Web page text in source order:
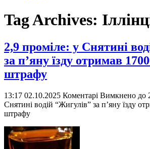
Tag Archives:
2,9 проміле: у Снятині
за п’яну їзду отримав
штрафу
13:17 02.10.2025 Коментарі Вимкнено до
Снятині водій “Жигулів” за п’яну їзду
штрафу